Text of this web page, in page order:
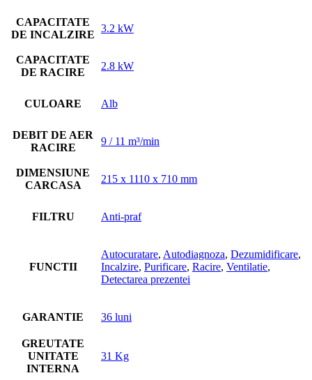
CAPACITATE
DE INCALZIRE
3.2 kW
CAPACITATE
DE RACIRE
2.8 kW
CULOARE Alb
DEBIT DE AER
RACIRE
9 / 11 m³/min
DIMENSIUNE
CARCASA
215 x 1110 x 710 mm
FILTRU Anti-praf
FUNCTII
Autocuratare, Autodiagnoza, Dezumidificare,
Incalzire, Purificare, Racire, Ventilatie,
Detectarea prezentei
GARANTIE 36 luni
GREUTATE
UNITATE
INTERNA
31 Kg